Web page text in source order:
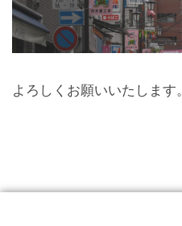
よろしくお願いいたします。